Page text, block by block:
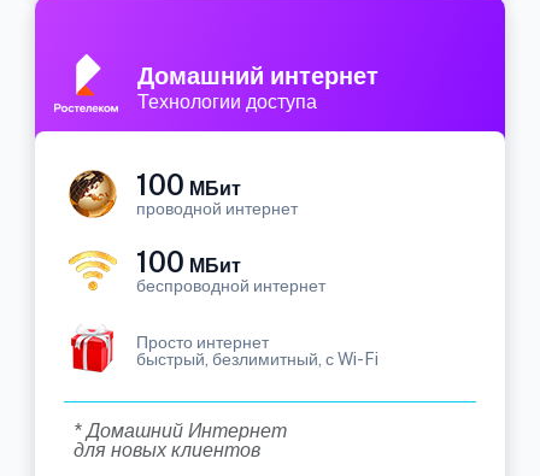
Домашний интернет
Технологии доступа
100 МБит
проводной интернет
100 МБит
беспроводной интернет
Просто интернет
быстрый, безлимитный, с Wi-Fi
* Домашний Интернет
для новых клиентов